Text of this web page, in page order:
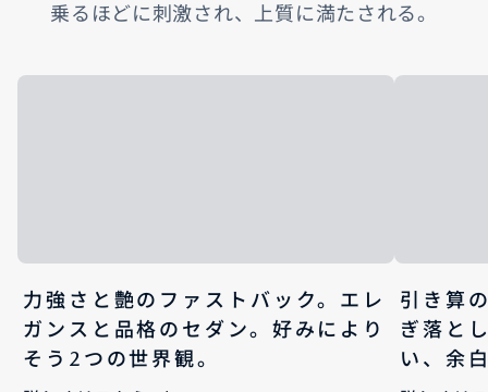
乗るほどに刺激され、上質に満たされる。
力強さと艶のファストバック。エレ
ガンスと品格のセダン。好みにより
そう2つの世界観。
引き算
ぎ落と
い、余